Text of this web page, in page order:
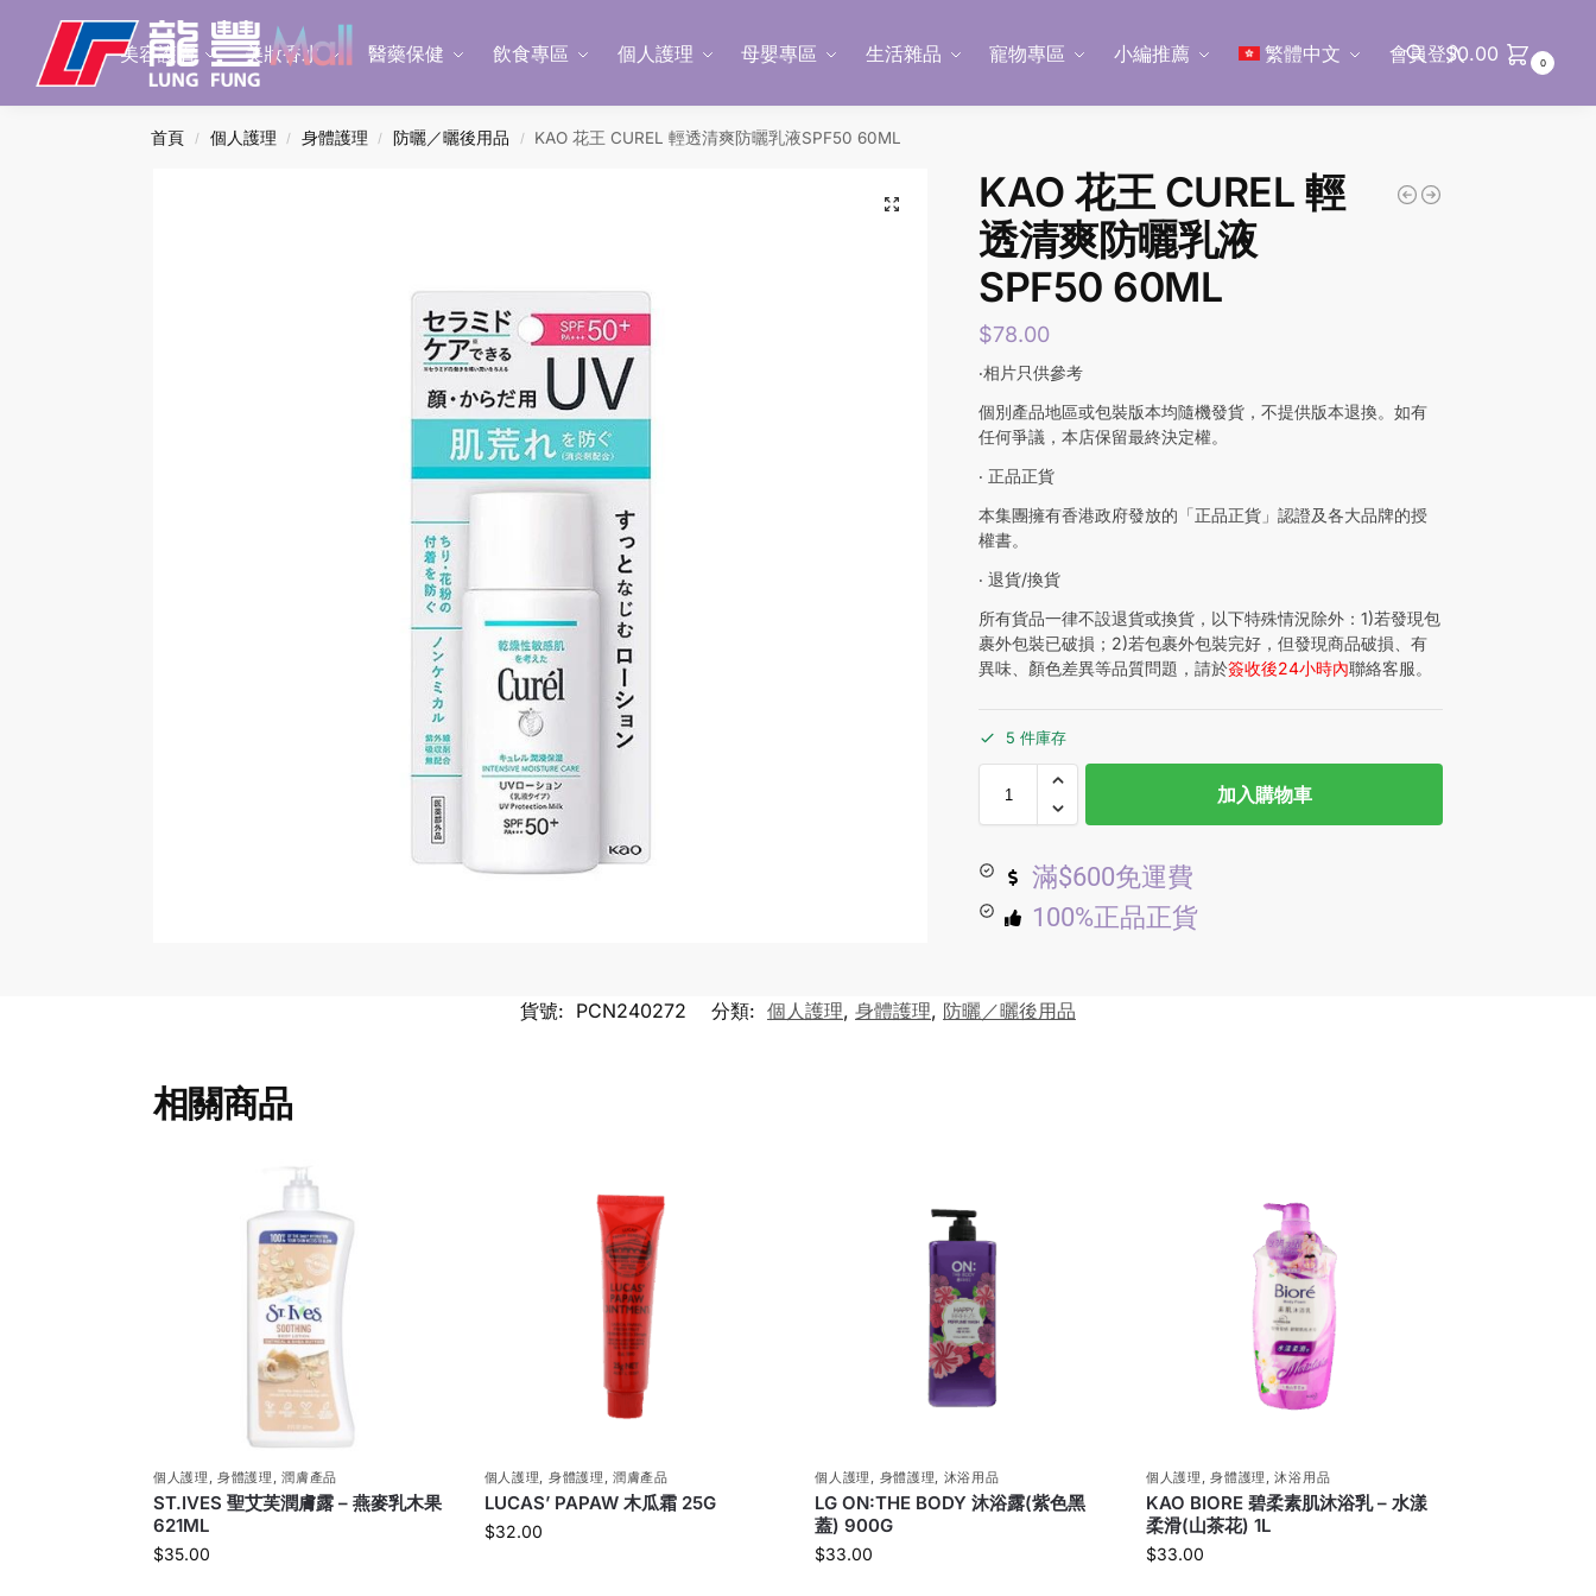
美容護膚 美妝香水 醫藥保健 飲食專區 個人護理 母嬰專區 生活雜品 寵物專區 小編推薦 繁體中文 會員登入
Search
$0.00 0
首頁 / 個人護理 / 身體護理 / 防曬／曬後用品 / KAO 花王 CUREL 輕透清爽防曬乳液SPF50 60ML
KAO 花王 CUREL 輕
透清爽防曬乳液
SPF50 60ML
$78.00
‧相片只供參考
個別產品地區或包裝版本均隨機發貨，不提供版本退換。如有
任何爭議，本店保留最終決定權。
‧ 正品正貨
本集團擁有香港政府發放的「正品正貨」認證及各大品牌的授
權書。
‧ 退貨/換貨
所有貨品一律不設退貨或換貨，以下特殊情況除外：1)若發現包
裹外包裝已破損；2)若包裹外包裝完好，但發現商品破損、有
異味、顏色差異等品質問題，請於簽收後24小時內聯絡客服。
5 件庫存
加入購物車
滿$600免運費
100%正品正貨
貨號: PCN240272 分類: 個人護理, 身體護理, 防曬／曬後用品
相關商品
個人護理 ,身體護理 ,潤膚產品
ST.IVES 聖艾芙潤膚露 – 燕麥乳木果
621ML
$35.00
個人護理, 身體護理 ,潤膚產品
LUCAS’ PAPAW 木瓜霜 25G
$32.00
個人護理 , 身體護理, 沐浴用品
LG ON:THE BODY 沐浴露(紫色黑
蓋) 900G
$33.00
個人護理 ,身體護理 ,沐浴用品
KAO BIORE 碧柔素肌沐浴乳 – 水漾
柔滑(山茶花) 1L
$33.00